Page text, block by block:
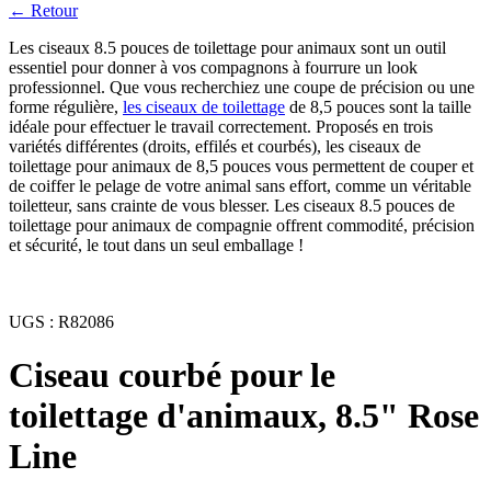
← Retour
Les ciseaux 8.5 pouces de toilettage pour animaux sont un outil
essentiel pour donner à vos compagnons à fourrure un look
professionnel. Que vous recherchiez une coupe de précision ou une
forme régulière, les ciseaux de toilettage de 8,5 pouces sont la taille
idéale pour effectuer le travail correctement. Proposés en trois
variétés différentes (droits, effilés et courbés), les ciseaux de
toilettage pour animaux de 8,5 pouces vous permettent de couper et
de coiffer le pelage de votre animal sans effort, comme un véritable
toiletteur, sans crainte de vous blesser. Les ciseaux 8.5 pouces de
toilettage pour animaux de compagnie offrent commodité, précision
et sécurité, le tout dans un seul emballage !
UGS : R82086
Ciseau courbé pour le
toilettage d'animaux, 8.5" Rose
Line